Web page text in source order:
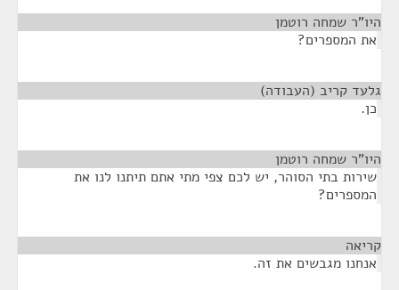
היו"ר שמחה רוטמן
את המספרים?
גלעד קריב (העבודה)
כן.
היו"ר שמחה רוטמן
שירות בתי הסוהר, יש לכם צפי מתי אתם תיתנו לנו את
המספרים?
קריאה
אנחנו מגבשים את זה.